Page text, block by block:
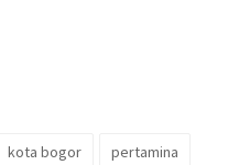
kota bogor
pertamina